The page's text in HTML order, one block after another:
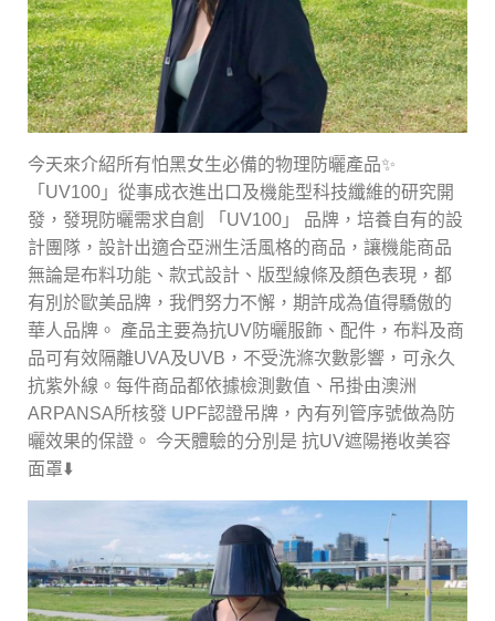
今天來介紹所有怕黑女生必備的物理防曬產品✨
「UV100」從事成衣進出口及機能型科技纖維的研究開
發，發現防曬需求自創 「UV100」 品牌，培養自有的設
計團隊，設計出適合亞洲生活風格的商品，讓機能商品
無論是布料功能、款式設計、版型線條及顏色表現，都
有別於歐美品牌，我們努力不懈，期許成為值得驕傲的
華人品牌。 產品主要為抗UV防曬服飾、配件，布料及商
品可有效隔離UVA及UVB，不受洗滌次數影響，可永久
抗紫外線。每件商品都依據檢測數值、吊掛由澳洲
ARPANSA所核發 UPF認證吊牌，內有列管序號做為防
曬效果的保證。 今天體驗的分別是 抗UV遮陽捲收美容
面罩⬇️